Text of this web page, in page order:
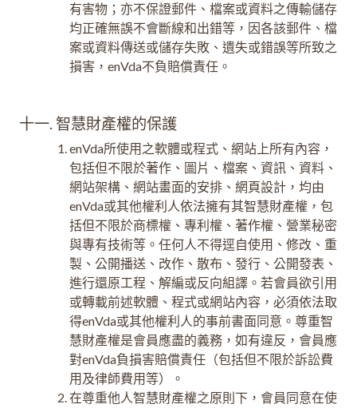
有害物；亦不保證郵件、檔案或資料之傳輸儲存
均正確無誤不會斷線和出錯等，因各該郵件、檔
案或資料傳送或儲存失敗、遺失或錯誤等所致之
損害，enVda不負賠償責任。
十一. 智慧財產權的保護
enVda所使用之軟體或程式、網站上所有內容，
包括但不限於著作、圖片、檔案、資訊、資料、
網站架構、網站畫面的安排、網頁設計，均由
enVda或其他權利人依法擁有其智慧財產權，包
括但不限於商標權、專利權、著作權、營業秘密
與專有技術等。任何人不得逕自使用、修改、重
製、公開播送、改作、散布、發行、公開發表、
進行還原工程、解編或反向組譯。若會員欲引用
或轉載前述軟體、程式或網站內容，必須依法取
得enVda或其他權利人的事前書面同意。尊重智
慧財產權是會員應盡的義務，如有違反，會員應
對enVda負損害賠償責任（包括但不限於訴訟費
用及律師費用等）。
在尊重他人智慧財產權之原則下，會員同意在使